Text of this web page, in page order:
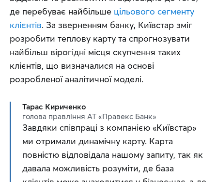
де перебуває найбільше цільового сегменту
клієнтів. За зверненням банку, Київстар зміг
розробити теплову карту та спрогнозувати
найбільш вірогідні місця скупчення таких
клієнтів, що визначалися на основі
розробленої аналітичної моделі.
Тарас Кириченко
голова правління АТ «Правекс Банк»
Завдяки співпраці з компанією «Київстар»
ми отримали динамічну карту. Карта
повністю відповідала нашому запиту, так як
давала можливість розуміти, де база